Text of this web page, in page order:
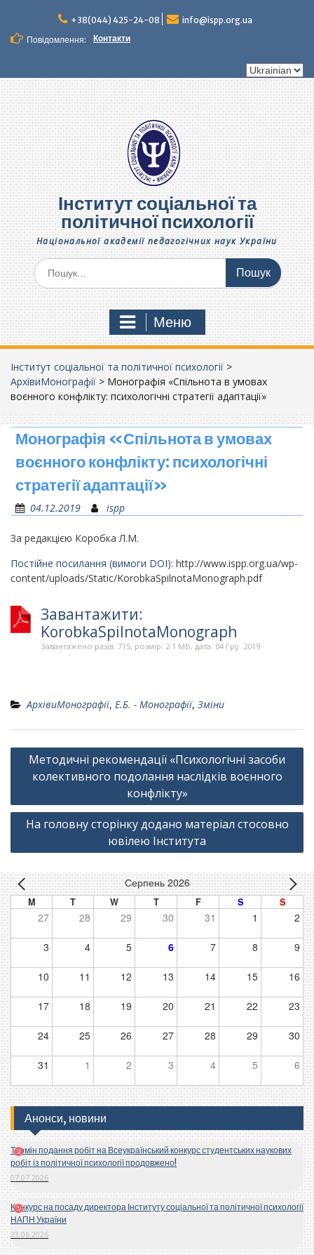
вмісту
+38(044) 425-24-08
info@ispp.org.ua
Повідомлення:
Контакти
Вибрати
Інститут соціальної та
політичної психології
Національної академії педагогічних наук України
Шукати:
Меню
Інститут соціальної та політичної психології >
АрхівиМонографії > Монографія «Спільнота в умовах
воєнного конфлікту: психологічні стратегії адаптації»
Монографія «Спільнота в умовах
воєнного конфлікту: психологічні
стратегії адаптації»
04.12.2019 ispp
За редакцією Коробка Л.М.
Постійне посилання (вимоги DOI): http://www.ispp.org.ua/wp-
content/uploads/Static/KorobkaSpilnotaMonograph.pdf
Завантажити:
KorobkaSpilnotaMonograph
Завантажено разів: 715, розмір: 2.1 MB, дата: 04 Гру. 2019
АрхівиМонографії, Е.Б. - Монографії, Зміни
Навігація
записів
Методичні рекомендації «Психологічні засоби
колективного подолання наслідків воєнного
конфлікту»
На головну сторінку додано матеріал стосовно
ювілею Інститута
Серпень 2026
M T W T F S S
27 28 29 30 31 1 2
3 4 5 6 7 8 9
10 11 12 13 14 15 16
17 18 19 20 21 22 23
24 25 26 27 28 29 30
31 1 2 3 4 5 6
Анонси, новини
Термін подання робіт на Всеукраїнський конкурс студентських наукових
робіт із політичної психології продовжено!
07.07.2026
Конкурс на посаду директора Інституту соціальної та політичної психології
НАПН України
23.06.2026